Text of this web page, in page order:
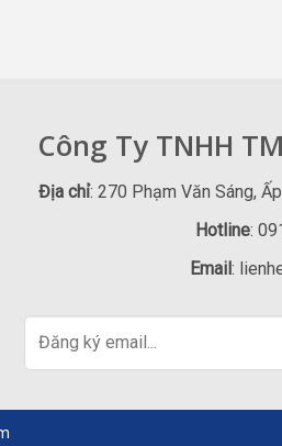
Công Ty TNHH
Địa chỉ: 270 Phạm Văn Sáng,
Hotline:
Email: